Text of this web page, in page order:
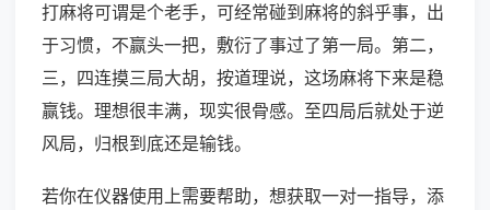
打麻将可谓是个老手，可经常碰到麻将的斜乎事，出
于习惯，不赢头一把，敷衍了事过了第一局。第二，
三，四连摸三局大胡，按道理说，这场麻将下来是稳
赢钱。理想很丰满，现实很骨感。至四局后就处于逆
风局，归根到底还是输钱。
若你在仪器使用上需要帮助，想获取一对一指导，添